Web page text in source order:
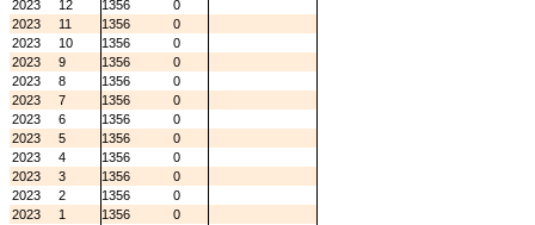
2023
12 1356
0
2023
11 1356
0
2023
10 1356
0
2023
9 1356
0
2023
8 1356
0
2023
7 1356
0
2023
6 1356
0
2023
5 1356
0
2023
4 1356
0
2023
3 1356
0
2023
2 1356
0
2023
1 1356
0